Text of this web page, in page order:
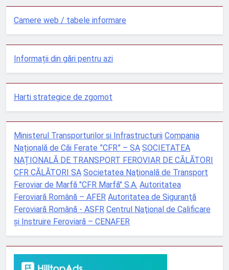
Camere web / tabele informare
Informații din gări pentru azi
Harti strategice de zgomot
Ministerul Transporturilor si Infrastructurii Compania
Națională de Căi Ferate ”CFR” – SA SOCIETATEA
NAȚIONALĂ DE TRANSPORT FEROVIAR DE CĂLĂTORI
CFR CĂLĂTORI SA Societatea Naţională de Transport
Feroviar de Marfă "CFR Marfă" S.A. Autoritatea
Feroviară Română – AFER Autoritatea de Siguranţă
Feroviară Română - ASFR Centrul Naţional de Calificare
şi Instruire Feroviară – CENAFER